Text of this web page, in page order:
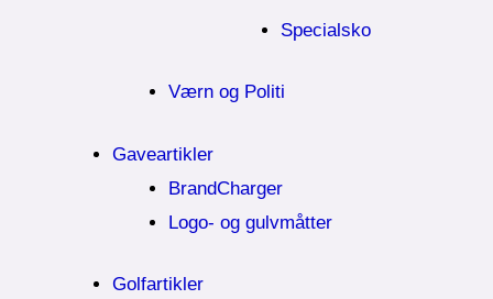
Specialsko
Værn og Politi
Gaveartikler
BrandCharger
Logo- og gulvmåtter
Golfartikler